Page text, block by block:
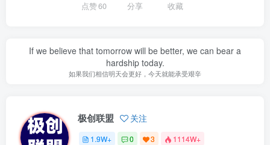
点赞60 分享 收藏
If we believe that tomorrow will be better, we can bear a
hardship today.
如果我们相信明天会更好，今天就能承受艰辛
极创联盟 关注
1.9W+ 0 3 1114W+